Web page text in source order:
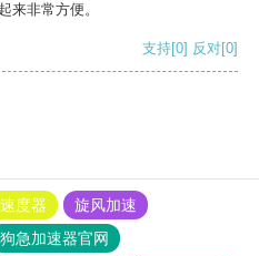
来非常方便。
支持[0] 反对[0]
度器
旋风加速
狗急加速器官网